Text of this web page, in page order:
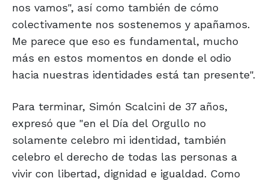
nos vamos", así como también de cómo
colectivamente nos sostenemos y apañamos.
Me parece que eso es fundamental, mucho
más en estos momentos en donde el odio
hacia nuestras identidades está tan presente".
Para terminar, Simón Scalcini de 37 años,
expresó que "en el Día del Orgullo no
solamente celebro mi identidad, también
celebro el derecho de todas las personas a
vivir con libertad, dignidad e igualdad. Como